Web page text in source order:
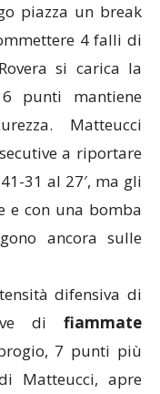
piazza un break
4 falli di
si carica la
punti mantiene
Matteucci
a riportare
31 al 27′, ma gli
e con una bomba
ancora sulle
difensiva di
di fiammate
7 punti più
Matteucci, apre